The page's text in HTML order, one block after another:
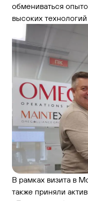
обмениваться
высоких
В рамках визита в
также приняли